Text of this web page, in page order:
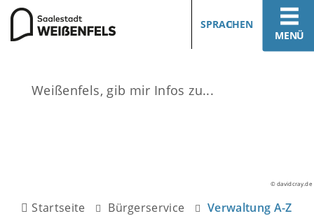
MENÜ
SPRACHEN
© davidcray.de
Startseite Bürgerservice Verwaltung A-Z